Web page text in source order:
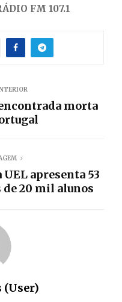
FM 107.1
morta
apresenta 53
de 20 mil alunos
(User)